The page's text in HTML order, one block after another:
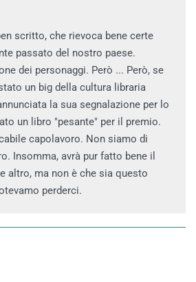
scritto, che rievoca bene certe
passato del nostro paese.
dei personaggi. Però ... Però, se
un big della cultura libraria
la sua segnalazione per lo
un libro "pesante" per il premio.
capolavoro. Non siamo di
Insomma, avrà pur fatto bene il
altro, ma non è che sia questo
perderci.